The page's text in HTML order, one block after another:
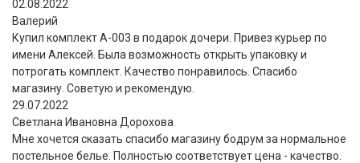
02.08.2022
Валерий
Купил комплект A-003 в подарок дочери. Привез курьер по
имени Алексей. Была возможность открыть упаковку и
потрогать комплект. Качество понравилось. Спасибо
магазину. Советую и рекомендую.
29.07.2022
Светлана Ивановна Дорохова
Мне хочется сказать спасибо магазину бодрум за нормальное
постельное белье. Полностью соответствует цена - качество.